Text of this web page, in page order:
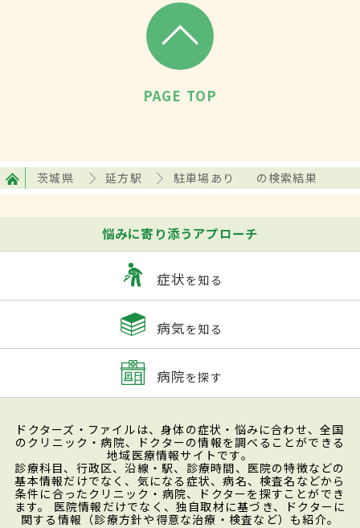
PAGE TOP
茨城県 延方駅 駐車場あり の検索結果
悩みに寄り添うアプローチ
症状を知る
病気を知る
病院を探す
ドクターズ・ファイルは、身体の症状・悩みに合わせ、全国
のクリニック・病院、ドクターの情報を調べることができる
地域医療情報サイトです。
診療科目、行政区、沿線・駅、診療時間、医院の特徴などの
基本情報だけでなく、気になる症状、病名、検査名などから
条件に合ったクリニック・病院、ドクターを探すことができ
ます。 医院情報だけでなく、独自取材に基づき、ドクターに
関する情報（診療方針や得意な治療・検査など）も紹介。